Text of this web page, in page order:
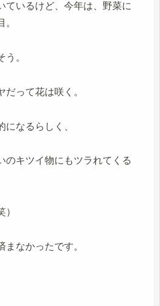
ているけど、今年は、野菜に
。
だって花は咲く。
なるらしく、
のキツイ物にもツラれてくる
なかったです。